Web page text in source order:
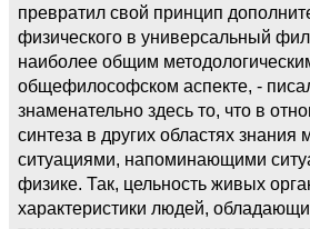
превратил свой принцип
физического в универсальный
наиболее общим
общефилософском аспекте, -
знаменательно здесь то, что в
синтеза в других областях знания
ситуациями, напоминающими
физике. Так, цельность живых
характеристики людей,